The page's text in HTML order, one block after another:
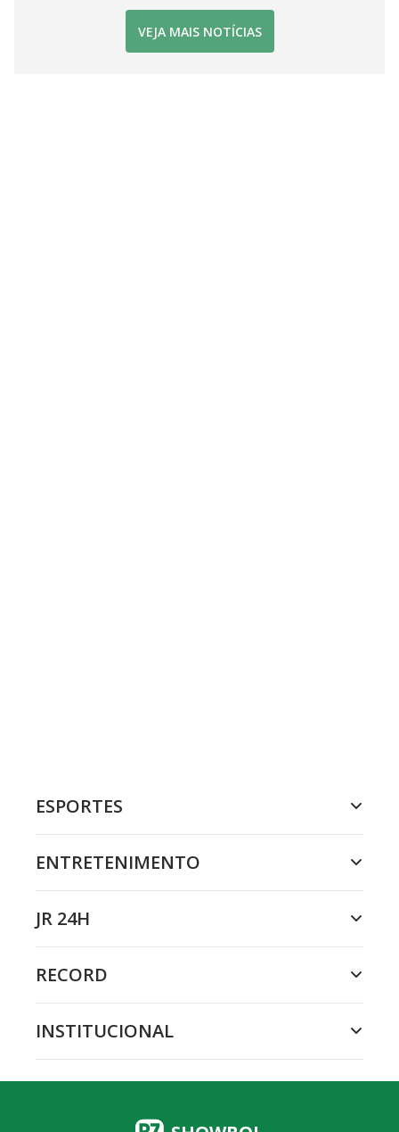
VEJA MAIS NOTÍCIAS
ESPORTES
ENTRETENIMENTO
JR 24H
RECORD
INSTITUCIONAL